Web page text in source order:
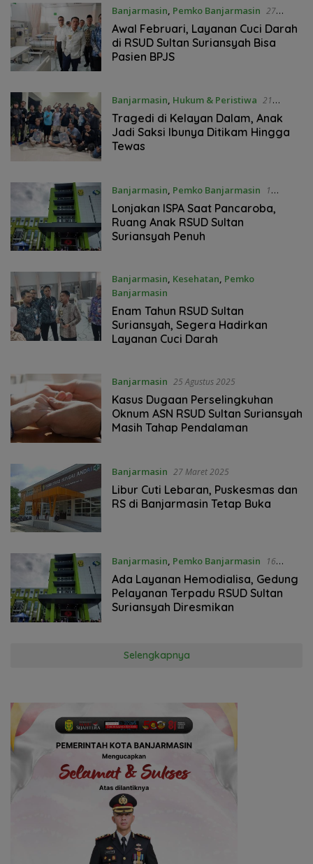
Banjarmasin, Pemko Banjarmasin 27
Januari 2026
Awal Februari, Layanan Cuci Darah
di RSUD Sultan Suriansyah Bisa
Pasien BPJS
Banjarmasin, Hukum & Peristiwa 21
Oktober 2025
Tragedi di Kelayan Dalam, Anak
Jadi Saksi Ibunya Ditikam Hingga
Tewas
Banjarmasin, Pemko Banjarmasin
1
Oktober 2025
Lonjakan ISPA Saat Pancaroba,
Ruang Anak RSUD Sultan
Suriansyah Penuh
Banjarmasin, Kesehatan, Pemko
Banjarmasin
25 September 2025
Enam Tahun RSUD Sultan
Suriansyah, Segera Hadirkan
Layanan Cuci Darah
Banjarmasin 25 Agustus 2025
Kasus Dugaan Perselingkuhan
Oknum ASN RSUD Sultan Suriansyah
Masih Tahap Pendalaman
Banjarmasin 27 Maret 2025
Libur Cuti Lebaran, Puskesmas dan
RS di Banjarmasin Tetap Buka
Banjarmasin, Pemko Banjarmasin
16
Januari 2025
Ada Layanan Hemodialisa, Gedung
Pelayanan Terpadu RSUD Sultan
Suriansyah Diresmikan
Selengkapnya